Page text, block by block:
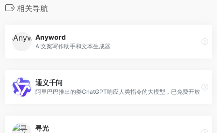
相关导航
Anyword
AI文案写作助手和文本生成器
通义千问
阿里巴巴推出的类ChatGPT响应人类指令的大模型，已免费开放
寻光